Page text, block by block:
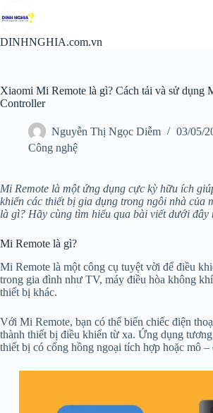
đến
nội
DINHNGHIA.com.vn
Xiaomi Mi Remote là gì? Cách tải và sử dụng
Controller
Nguyễn Thị Ngọc Diễm
03/05/
Công nghệ
Mi Remote là một ứng dụng cực kỳ hữu ích
khiển các thiết bị gia dụng trong ngôi nhà của
là gì? Hãy cùng tìm hiểu qua bài viết dưới đây
Mi Remote là gì?
Mi Remote là một công cụ tuyệt vời để điều
trong gia đình như TV, máy điều hòa không
thiết bị khác.
Với Mi Remote, bạn có thể biến chiếc điện
thành thiết bị điều khiển từ xa. Ứng dụng
thiết bị có cổng hồng ngoại tích hợp hoặc mô